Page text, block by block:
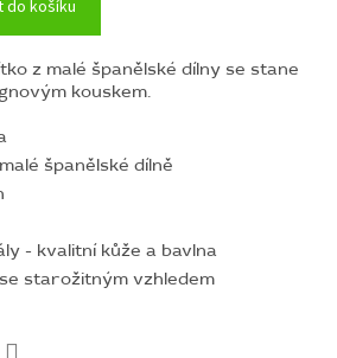
do košíku
z malé španělské dílny se stane
kouskem.
španělské dílně
- kvalitní kůže a bavlna
starožitným vzhledem